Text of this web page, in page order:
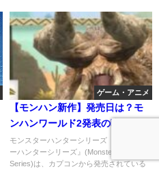
ゲーム・アニメ
【モンハン新作】発売日は？モ
ンハンワールド2発表の噂…
switch2で出るとの噂もリー
ク！？
モンスターハンターシリーズ 『モンスタ
ーハンターシリーズ』(Monster Hunter
Series)は、カプコンから発売されている